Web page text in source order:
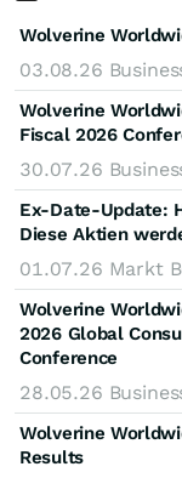
Wolverine
03.08.26
Wolverine
Fiscal 2026
30.07.26
Ex-Date-Update:
Diese Aktien
01.07.26 Markt
Wolverine
2026 Global
Conference
28.05.26
Wolverine
Results